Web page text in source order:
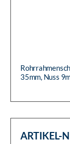
35mm, Nuss 9mm,
ARTIKEL-